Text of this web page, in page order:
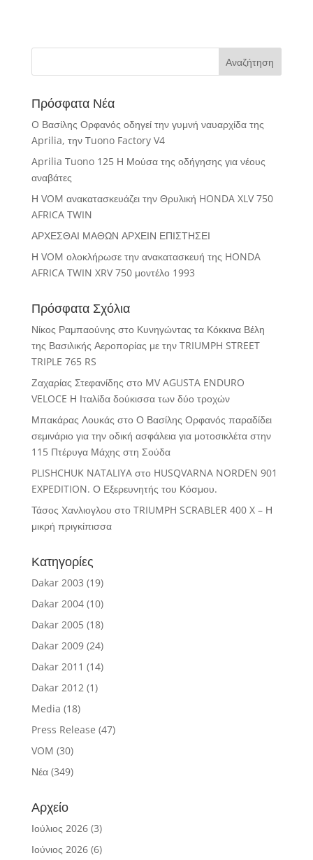
Πρόσφατα Νέα
O Βασίλης Ορφανός οδηγεί την γυμνή ναυαρχίδα της
Aprilia, την Tuono Factory V4
Aprilia Tuono 125 Η Μούσα της οδήγησης για νέους
αναβάτες
Η VOM ανακατασκευάζει την Θρυλική HONDA XLV 750
AFRICA TWIN
ΑΡΧΕΣΘΑΙ ΜΑΘΩΝ ΑΡΧΕΙΝ ΕΠΙΣΤΗΣΕΙ
Η VOM ολοκλήρωσε την ανακατασκευή της HONDA
AFRICA TWIN XRV 750 μοντέλο 1993
Πρόσφατα Σχόλια
Νίκος Ραμπαούνης στο Κυνηγώντας τα Κόκκινα Βέλη
της Βασιλικής Αεροπορίας με την TRIUMPH STREET
TRIPLE 765 RS
Ζαχαρίας Στεφανίδης στο MV AGUSTA ENDURO
VELOCE Η Ιταλίδα δούκισσα των δύο τροχών
Μπακάρας Λουκάς στο Ο Βασίλης Ορφανός παραδίδει
σεμινάριο για την οδική ασφάλεια για μοτοσικλέτα στην
115 Πτέρυγα Μάχης στη Σούδα
PLISHCHUK NATALIYAστο HUSQVARNA NORDEN 901
EXPEDITION. Ο Εξερευνητής του Κόσμου.
Τάσος Χανλιογλου στο TRIUMPH SCRABLER 400 X – Η
μικρή πριγκίπισσα
Κατηγορίες
Dakar 2003 (19)
Dakar 2004(10)
Dakar 2005(18)
Dakar 2009(24)
Dakar 2011 (14)
Dakar 2012(1)
Media (18)
Press Release (47)
VOM (30)
Νέα(349)
Αρχείο
Ιούλιος 2026(3)
Ιούνιος 2026(6)